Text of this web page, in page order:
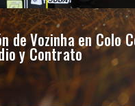
de Vozinha en Colo
y Contrato